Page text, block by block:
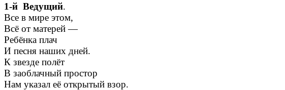
1-й Ведущий.
Все в мире этом,
Всё от матерей —
Ребёнка плач
И песня наших дней.
К звезде полёт
В заоблачный простор
Нам указал её открытый взор.